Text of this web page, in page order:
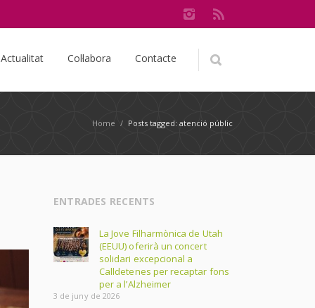
Actualitat Col·labora Contacte
Home / Posts tagged: atenció públic
ENTRADES RECENTS
La Jove Filharmònica de Utah
(EEUU) oferirà un concert
solidari excepcional a
Calldetenes per recaptar fons
per a l’Alzheimer
3 de juny de 2026